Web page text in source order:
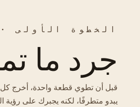
الخطوة الأولى
جرد ما
قبل أن تطوي قطعة واحدة، أخرج
يبدو متطرفًا، لكنه يجبرك على رؤية